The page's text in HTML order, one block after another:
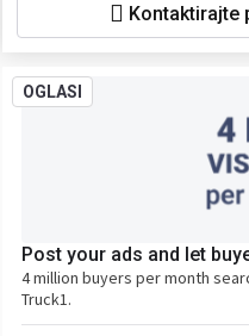
Kontaktirajte
OGLASI
Post your ads and let
4 million buyers per month
Truck1.